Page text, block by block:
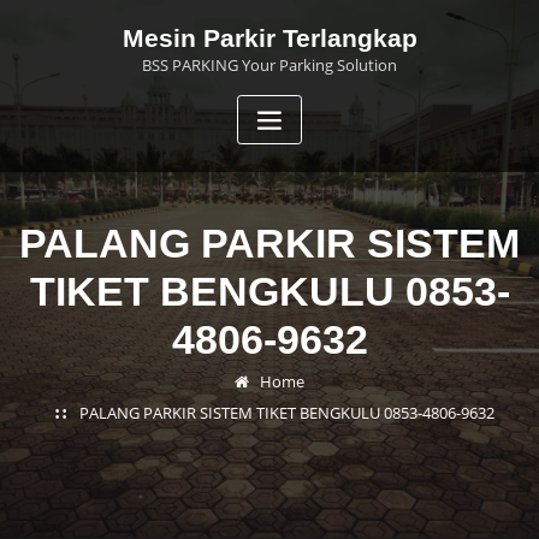
Mesin Parkir Terlangkap
BSS PARKING Your Parking Solution
PALANG PARKIR SISTEM
TIKET BENGKULU 0853-
4806-9632
Home
PALANG PARKIR SISTEM TIKET BENGKULU 0853-4806-9632